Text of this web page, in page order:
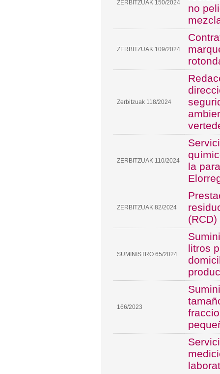
ZERBITZUAK 150/2024
no
ZERBITZUAK 109/2024
Zerbitzuak 118/2024
ZERBITZUAK 110/2024
la
ZERBITZUAK 82/2024
(RCD)
SUMINISTRO 65/2024
litros
166/2023